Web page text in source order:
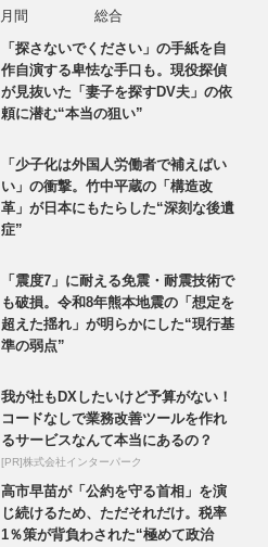
月間
総合
「探さないでください」の手紙を自
作自演する卑怯な手口も。現役探偵
が見抜いた「妻子を探すDV夫」の依
頼に潜む“本当の狙い”
「少子化は外国人労働者で補えばい
い」の衝撃。竹中平蔵の「構造改
革」が日本にもたらした“深刻な後遺
症”
「震度7」に耐える免震・耐震技術で
も破損。令和8年熊本地震の「想定を
超えた揺れ」が明らかにした“現行基
準の弱点”
我が社もDXしたいけど予算がない！
コードなしで業務改善ツールを作れ
るサービスなんて本当にあるの？
[PR]株式会社インターパーク
高市早苗が「公約を守る首相」を演
じ続けるため、ただそれだけ。税率
1％策が背負わされた“極めて政治